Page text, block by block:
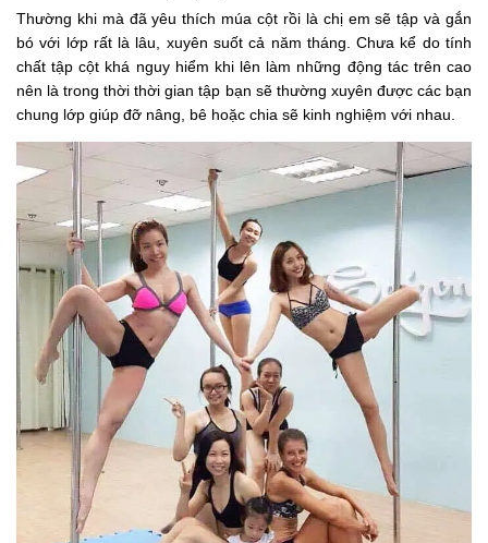
Thường khi mà đã yêu thích múa cột rồi là chị em sẽ tập và gắn
bó với lớp rất là lâu, xuyên suốt cả năm tháng. Chưa kể do tính
chất tập cột khá nguy hiểm khi lên làm những động tác trên cao
nên là trong thời thời gian tập bạn sẽ thường xuyên được các bạn
chung lớp giúp đỡ nâng, bê hoặc chia sẽ kinh nghiệm với nhau.